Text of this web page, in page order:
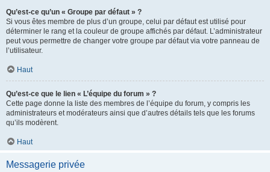
Qu’est-ce qu’un « Groupe par défaut » ?
Si vous êtes membre de plus d’un groupe, celui par défaut est utilisé pour
déterminer le rang et la couleur de groupe affichés par défaut. L’administrateur
peut vous permettre de changer votre groupe par défaut via votre panneau de
l’utilisateur.
Haut
Qu’est-ce que le lien « L’équipe du forum » ?
Cette page donne la liste des membres de l’équipe du forum, y compris les
administrateurs et modérateurs ainsi que d’autres détails tels que les forums
qu’ils modèrent.
Haut
Messagerie privée